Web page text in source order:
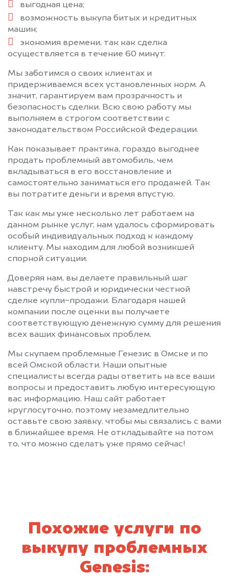
выгодная цена;
возможность выкупа битых и кредитных
машин;
экономия времени, так как сделка
осуществляется в течение 60 минут.
Мы заботимся о своих клиентах и
придерживаемся всех установленных норм. А
значит, гарантируем вам прозрачность и
безопасность сделки. Всю свою работу мы
выполняем в строгом соответствии с
законодательством Российской Федерации.
Как показывает практика, гораздо выгоднее
продать проблемный автомобиль, чем
вкладываться в его восстановление и
самостоятельно заниматься его продажей. Так
вы потратите деньги и время впустую.
Так как мы уже несколько лет работаем на
данном рынке услуг, нам удалось сформировать
особый индивидуальных подход к каждому
клиенту. Мы находим для любой возникшей
спорной ситуации.
Доверяя нам, вы делаете правильный шаг
навстречу быстрой и юридически честной
сделке купли-продажи. Благодаря нашей
компании после оценки вы получаете
соответствующую денежную сумму для решения
всех ваших финансовых проблем.
Мы скупаем проблемные Генезис в Омске и по
всей Омской области. Наши опытные
специалисты всегда рады ответить на все ваши
вопросы и предоставить любую интересующую
вас информацию. Наш сайт работает
круглосуточно, поэтому незамедлительно
оставьте свою заявку, чтобы мы связались с вами
в ближайшее время. Не откладывайте на потом
то, что можно сделать уже прямо сейчас!
Похожие услуги по
выкупу проблемных
Genesis: